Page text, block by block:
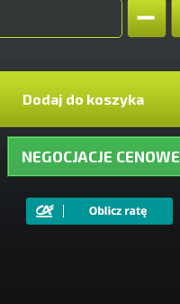
Dodaj do koszyka
NEGOCJACJE CENOWE